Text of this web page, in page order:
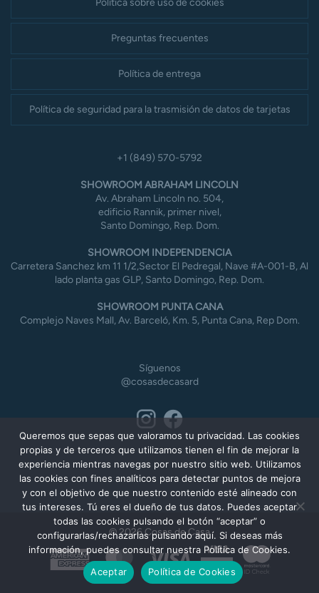
Preguntas frecuentes
Política de entrega
Política de seguridad para la trasmisión de datos de tarjetas
+1 (849) 570-5792
SHOWROOM ABRAHAM LINCOLN
Av. Abraham Lincoln no. 504,
edificio Rannik, primer nivel,
Santo Domingo, Rep. Dom.
SHOWROOM INDEPENDENCIA
Carretera Sanchez km 11 1/2,Sector El Pedregal, Nave #A-001-B, Al
lado planta gas GLP, Santo Domingo, Rep. Dom.
SHOWROOM PUNTA CANA
Complejo Naves Mall, Av. Barceló, Km. 5, Punta Cana, Rep Dom.
Síguenos
@cosasdecasard
American
Express
MasterCardVisa
© 2026 Cosas de Casa
Queremos que sepas que valoramos tu privacidad. Las cookies
propias y de terceros que utilizamos tienen el fin de mejorar la
experiencia mientras navegas por nuestro sitio web. Utilizamos
las cookies con fines analíticos para detectar puntos de mejora
y con el objetivo de que nuestro contenido esté alineado con
tus intereses. Tú eres el dueño de tus datos. Puedes aceptar
todas las cookies pulsando el botón “aceptar” o
configurarlas/rechazarlas pulsando aquí. Si deseas más
información, puedes consultar nuestra Política de Cookies.
Aceptar
Política de Cookies